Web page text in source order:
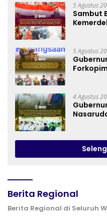
5 Agustus
Sambut
Merah
5 Agustus
4 Agustus
2026:
Masjid
Berita Regional
Berita Regional di Seluruh